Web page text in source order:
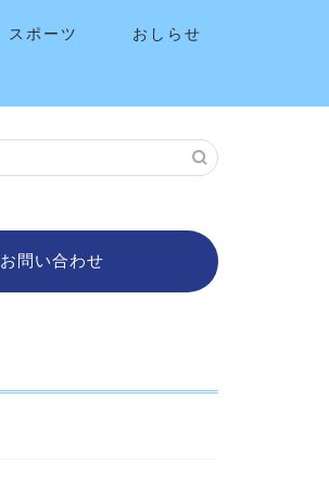
スポーツ おしらせ
お問い合わせ